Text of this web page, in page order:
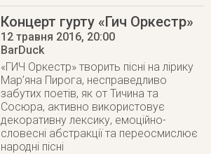
Концерт гурту «Гич Оркестр»
12 травня 2016, 20:00
BarDuck
«ГИЧ Оркестр» творить пісні на лірику
Мар’яна Пирога, несправедливо
забутих поетів, як от Тичина та
Сосюра, активно використовує
декоративну лексику, емоційно-
словесні абстракції та переосмислює
народні пісні